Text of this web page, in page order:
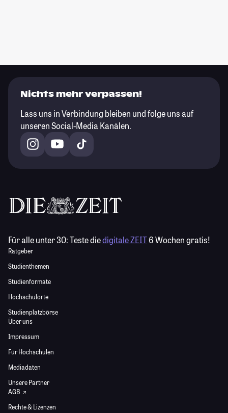
Nichts mehr verpassen!
Lass uns in Verbindung bleiben und folge uns auf
unseren Social-Media Kanälen.
Für alle unter 30:Teste diedigitale ZEIT6 Wochen gratis!
Ratgeber
Studienthemen
Studienformate
Hochschulorte
Studienplatzbörse
Über uns
Impressum
Für Hochschulen
Mediadaten
Unsere Partner
AGB
Rechte & Lizenzen